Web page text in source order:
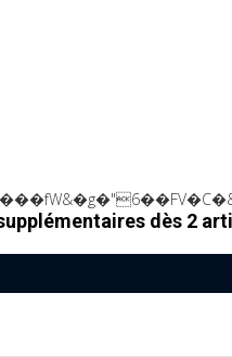
supplémentaires dès 2